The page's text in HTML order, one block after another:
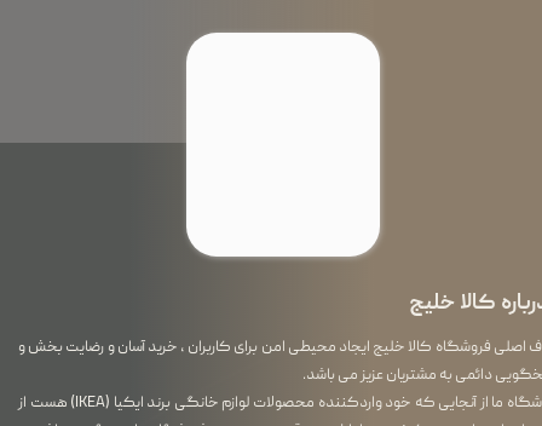
کالا خلیج
اصلی فروشگاه کالا خلیج ایجاد محیطی امن برای کاربران ، خرید آسان و رضایت بخش و
دائمی به مشتریان عزیز می باشد.
فروشگاه ما از آنجایی که خود واردکننده محصولات لوازم خانگی برند ایکیا (IKEA) هست از